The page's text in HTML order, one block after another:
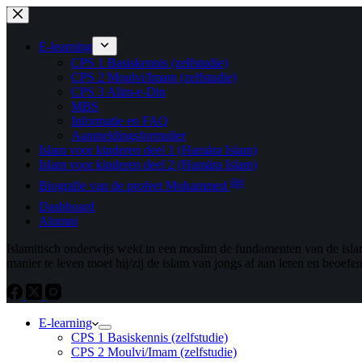
Ga
naar
inhoud
E-learning
CPS 1 Basiskennis (zelfstudie)
CPS 2 Moulvi/Imam (zelfstudie)
CPS 3 Alim-e-Din
MBS
Informatie en FAQ
Aanmeldingsformulier
Islam voor kinderen deel 1 (Hamāra Islam)
Islam voor kinderen deel 2 (Hamāra Islam)
Biografie van de profeet Mohammed ﷺ
Dashboard
Alumni
Islamitisch onderwijs wekt in een moslim de fundamenten van de
manier te leven moet hij/zij de islam van jongs af aan leren en
E-learning
CPS 1 Basiskennis (zelfstudie)
CPS 2 Moulvi/Imam (zelfstudie)